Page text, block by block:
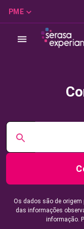
PME
Os dados são de
das informações
informação.